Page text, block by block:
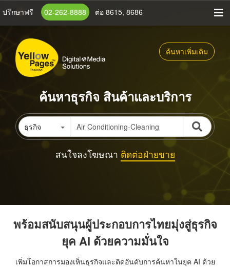
ข้าม
เนื้อหา
หลัก
ปรึกษาฟรี 02-262-8888 ต่อ 8615, 8686
ค้นหาเพิ่มเติม
ค้นหาธุรกิจ สินค้าและบริการ
ธุรกิจ
สนใจลงโฆษณา ติดต่อฝ่ายขาย
พร้อมสนับสนุนผู้ประกอบการไทยมุ่งสู่ธุรกิจ
ยุค AI ด้วยความมั่นใจ
เพิ่มโอกาสการมองเห็นธุรกิจและติดอันดับการค้นหาในยุค AI ด้วย